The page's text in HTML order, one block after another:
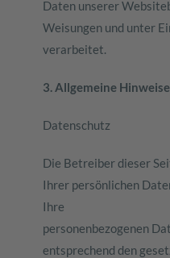
Daten unserer
Weisungen und unter
verarbeitet.
3. Allgemeine
Datenschutz
Die Betreiber dieser
Ihrer persönlichen
Ihre
personenbezogenen
entsprechend den